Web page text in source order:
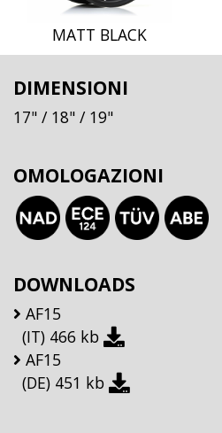
MATT BLACK
DIMENSIONI
17" / 18" / 19"
OMOLOGAZIONI
DOWNLOADS
AF15
(IT) 466 kb
AF15
(DE) 451 kb